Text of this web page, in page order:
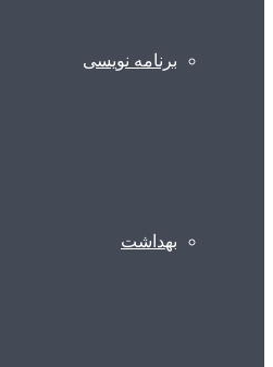
برنامه نویسی
بهداشت